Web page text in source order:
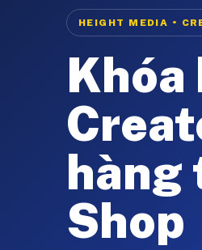
HEIGHT MEDIA •
hàng
Shop